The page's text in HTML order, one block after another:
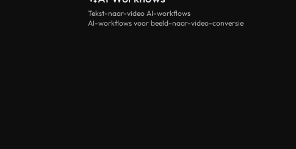
Tekst-naar-video AI-workflows
AI-workflows voor beeld-naar-video-conversie